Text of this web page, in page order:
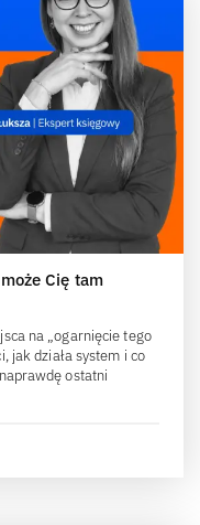
Cię tam
na „ogarnięcie tego
jak działa system i co
ostatni